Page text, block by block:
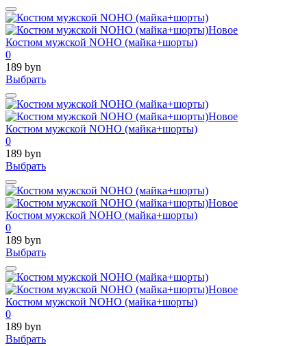
Новое
Костюм мужской NOHO (майка+шорты)
0
189 byn
Выбрать
Новое
Костюм мужской NOHO (майка+шорты)
0
189 byn
Выбрать
Новое
Костюм мужской NOHO (майка+шорты)
0
189 byn
Выбрать
Новое
Костюм мужской NOHO (майка+шорты)
0
189 byn
Выбрать